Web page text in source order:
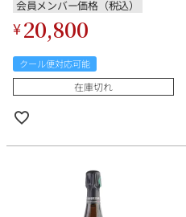
会員メンバー価格（税込）
¥20,800
クール便対応可能
在庫切れ